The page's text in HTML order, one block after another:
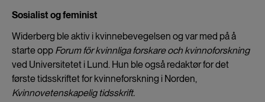
Sosialist og feminist
Widerberg ble aktiv i kvinnebevegelsen og var med på å
starte opp Forum för kvinnliga forskare och kvinnoforskning
ved Universitetet i Lund. Hun ble også redaktør for det
første tidsskriftet for kvinneforskning i Norden,
Kvinnovetenskapelig tidsskrift.